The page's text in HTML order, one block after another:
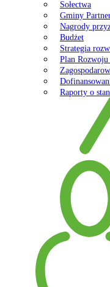
Sołectwa
Gminy
Nagrody
Budżet
Strategia
Plan
Raporty o